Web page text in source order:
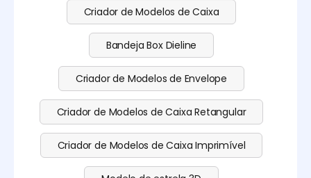
Criador de Modelos de Caixa
Bandeja Box Dieline
Criador de Modelos de Envelope
Criador de Modelos de Caixa Retangular
Criador de Modelos de Caixa Imprimível